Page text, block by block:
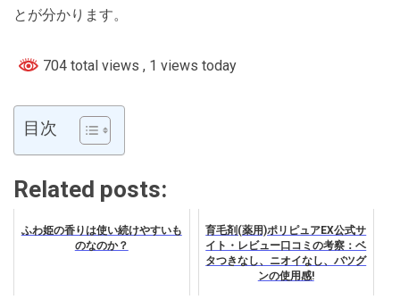
とが分かります。
704 total views , 1 views today
目次
Related posts:
ふわ姫の香りは使い続けやすいも
のなのか？
育毛剤(薬用)ポリピュアEX公式サ
イト・レビュー口コミの考察：ベ
タつきなし、ニオイなし、バツグ
ンの使用感!